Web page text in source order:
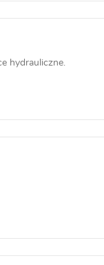
hydrauliczne.